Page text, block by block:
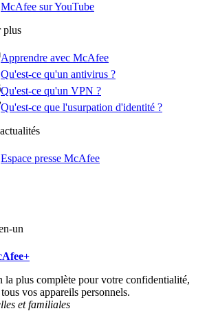
McAfee sur YouTube
plus
Apprendre avec McAfee
Qu'est-ce qu'un antivirus ?
Qu'est-ce qu'un VPN ?
Qu'est-ce que l'usurpation d'identité ?
Espace presse McAfee
un
+
la plus complète pour votre confidentialité,
vos appareils personnels.​
et familiales